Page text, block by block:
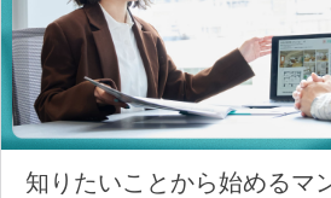
知りたいことから始めるマ